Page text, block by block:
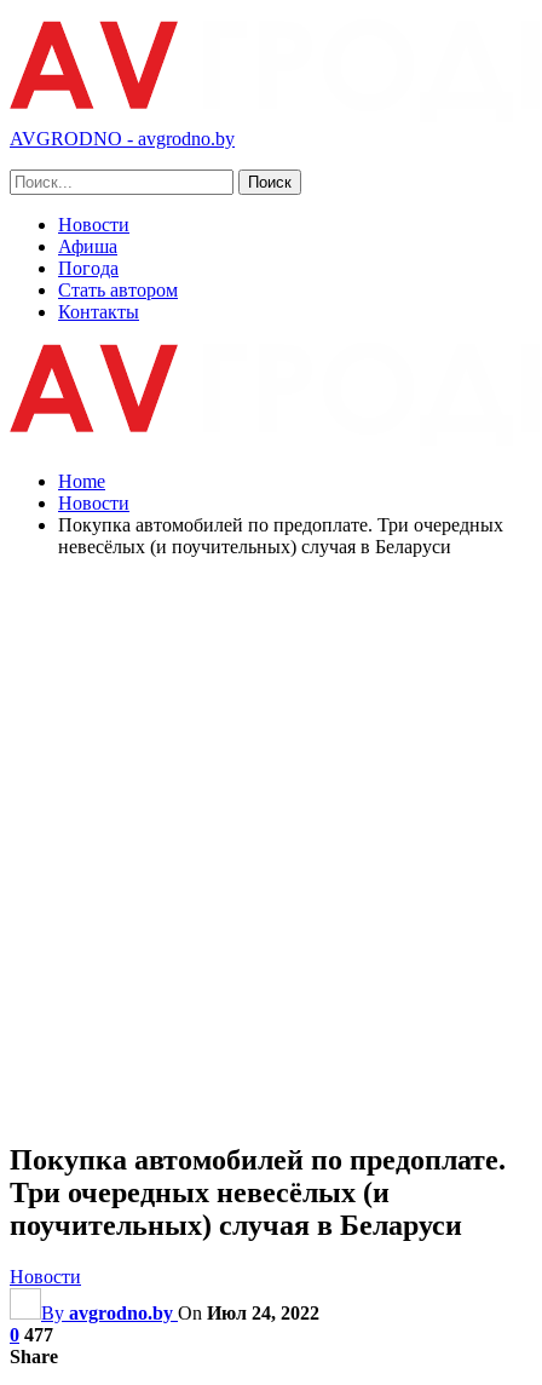
AVGRODNO - avgrodno.by
Новости
Афиша
Погода
Стать автором
Контакты
Home
Новости
Покупка автомобилей по предоплате. Три очередных
невесёлых (и поучительных) случая в Беларуси
Покупка автомобилей по предоплате.
Три очередных невесёлых (и
поучительных) случая в Беларуси
Новости
By avgrodno.by On Июл 24, 2022
0 477
Share